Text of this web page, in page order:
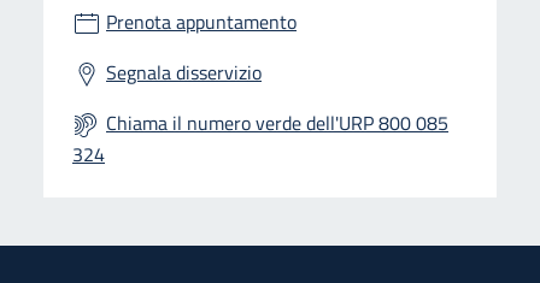
Prenota appuntamento
Segnala disservizio
Chiama il numero verde dell'URP 800 085
324